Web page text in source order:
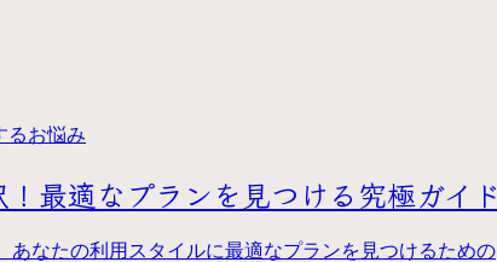
るお悩み
最適なプランを見つける究極ガイド
あなたの利用スタイルに最適なプランを見つけるための